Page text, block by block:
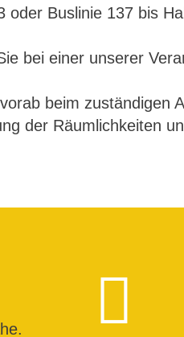
oder Buslinie 137 bis
bei einer unserer
beim zuständigen
der Räumlichkeiten